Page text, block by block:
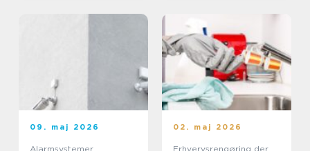
09. maj 2026
Alarmsystemer
02. maj 2026
Erhvervsrengøring der